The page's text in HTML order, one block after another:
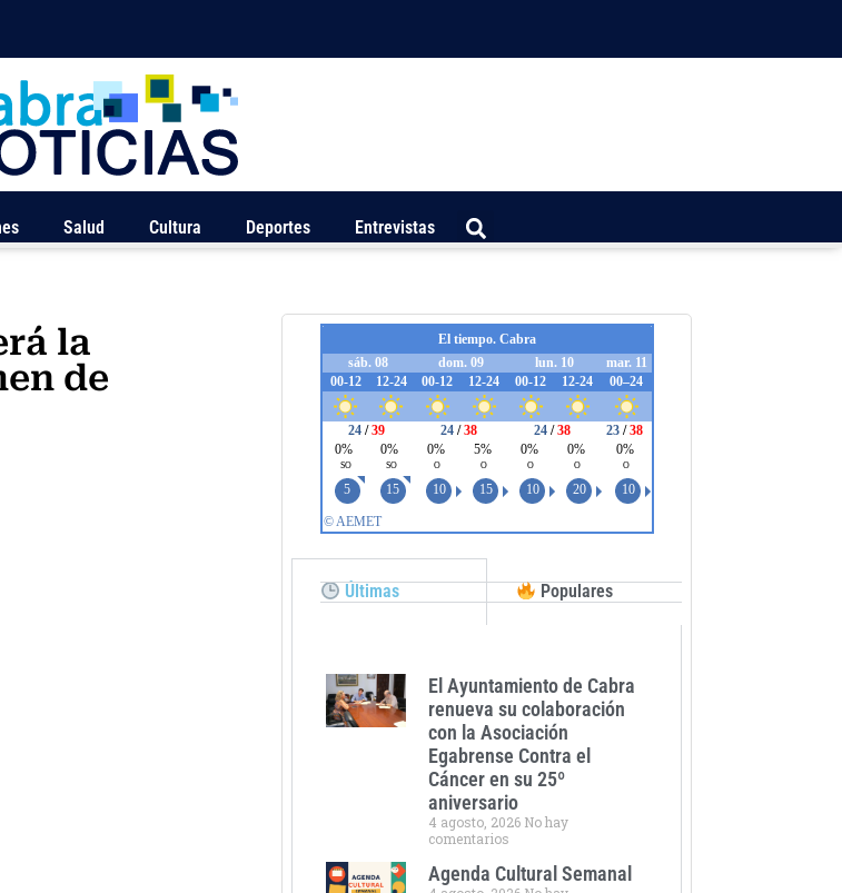
Salud Cultura Deportes Entrevistas
la
de
Últimas Populares
El Ayuntamiento de Cabra
renueva su colaboración
con la Asociación
Egabrense Contra el
Cáncer en su 25º
aniversario
4 agosto, 2026 No hay
comentarios
Agenda Cultural Semanal